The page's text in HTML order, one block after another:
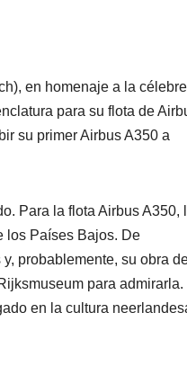
en homenaje a la célebre
para su flota de
su primer Airbus A350 a
Para la flota Airbus A350,
los Países Bajos. De
probablemente, su obra
para admirarla.
en la cultura